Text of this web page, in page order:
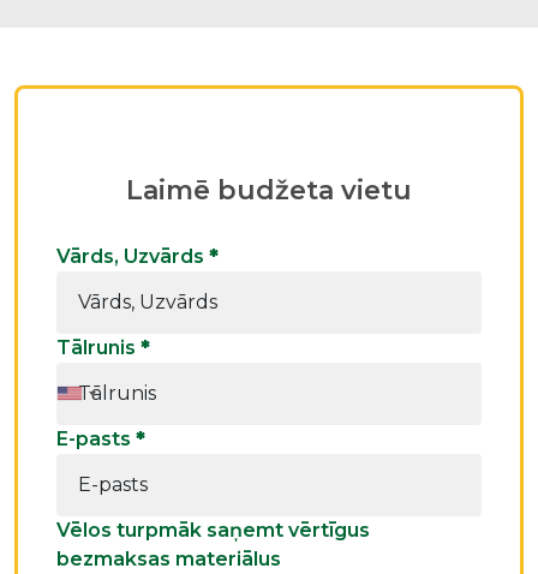
Laimē budžeta vietu
Vārds, Uzvārds *
Tālrunis *
E-pasts *
Vēlos turpmāk saņemt vērtīgus
bezmaksas materiālus